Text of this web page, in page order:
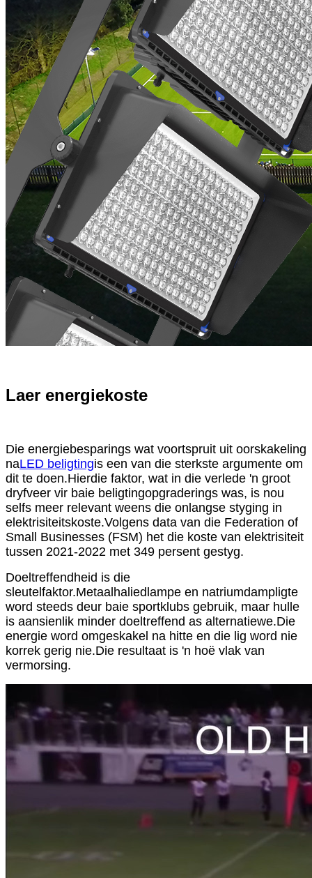
Laer energiekoste
Die energiebesparings wat voortspruit uit oorskakeling
naLED beligtingis een van die sterkste argumente om
dit te doen.Hierdie faktor, wat in die verlede 'n groot
dryfveer vir baie beligtingopgraderings was, is nou
selfs meer relevant weens die onlangse styging in
elektrisiteitskoste.Volgens data van die Federation of
Small Businesses (FSM) het die koste van elektrisiteit
tussen 2021-2022 met 349 persent gestyg.
Doeltreffendheid is die
sleutelfaktor.Metaalhaliedlampe en natriumdampligte
word steeds deur baie sportklubs gebruik, maar hulle
is aansienlik minder doeltreffend as alternatiewe.Die
energie word omgeskakel na hitte en die lig word nie
korrek gerig nie.Die resultaat is 'n hoë vlak van
vermorsing.